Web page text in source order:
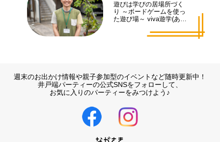
遊びは学びの居場所づく
り ～ボードゲームを使っ
た遊び場～ viva遊学(あそ
週末のお出かけ情報や親子参加型のイベントなど随時更新中！
井戸端パーティーの公式SNSをフォローして、
お気に入りのパーティーをみつけよう♪